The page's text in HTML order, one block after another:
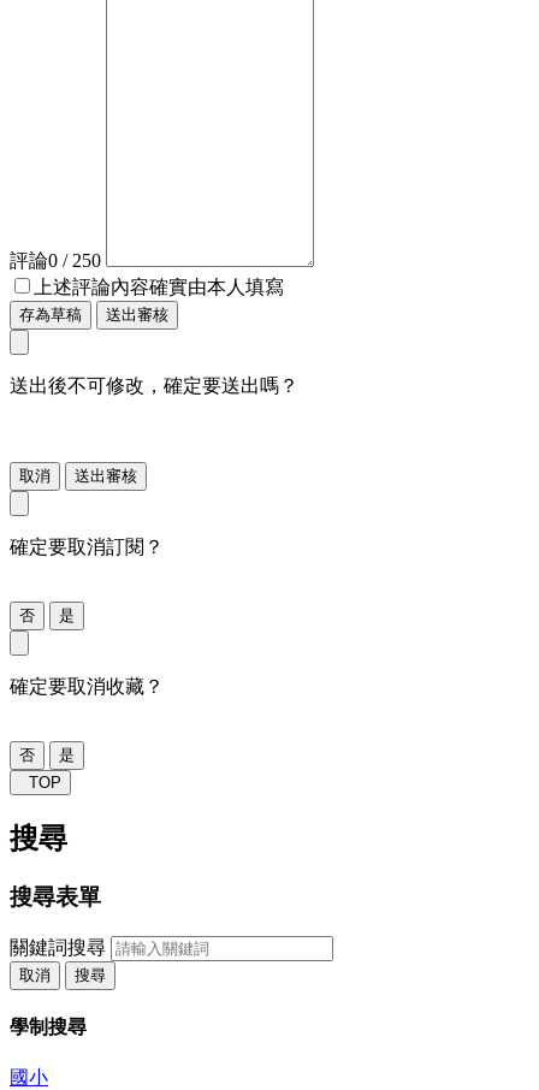
評論0 / 250
上述評論內容確實由本人填寫
存為草稿 送出審核
送出後不可修改，確定要送出嗎？
取消 送出審核
確定要取消訂閱？
否 是
確定要取消收藏？
否
是
TOP
搜尋
搜尋表單
關鍵詞搜尋
取消 搜尋
學制搜尋
國小